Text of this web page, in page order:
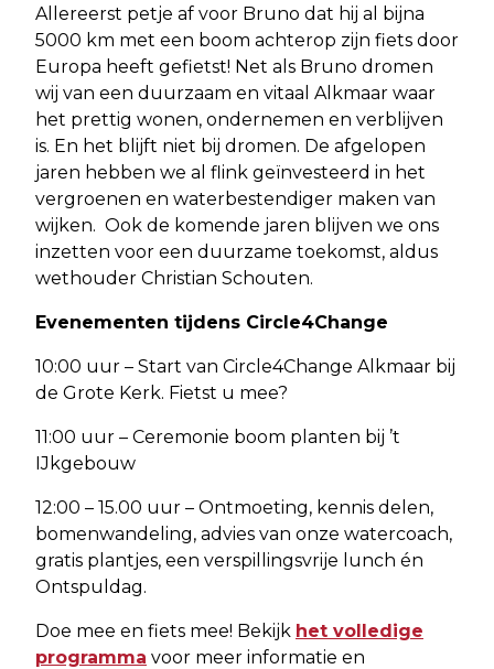
Allereerst petje af voor Bruno dat hij al bijna
5000 km met een boom achterop zijn fiets door
Europa heeft gefietst! Net als Bruno dromen
wij van een duurzaam en vitaal Alkmaar waar
het prettig wonen, ondernemen en verblijven
is. En het blijft niet bij dromen. De afgelopen
jaren hebben we al flink geïnvesteerd in het
vergroenen en waterbestendiger maken van
wijken. Ook de komende jaren blijven we ons
inzetten voor een duurzame toekomst, aldus
wethouder Christian Schouten.
Evenementen tijdens Circle4Change
10:00 uur – Start van Circle4Change Alkmaar bij
de Grote Kerk. Fietst u mee?
11:00 uur – Ceremonie boom planten bij ’t
IJkgebouw
12:00 – 15.00 uur – Ontmoeting, kennis delen,
bomenwandeling, advies van onze watercoach,
gratis plantjes, een verspillingsvrije lunch én
Ontspuldag.
Doe mee en fiets mee! Bekijk het volledige
programma voor meer informatie en